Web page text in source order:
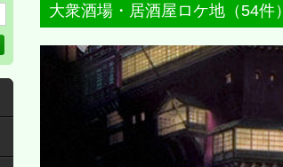
大衆酒場・居酒屋ロケ地（54件）